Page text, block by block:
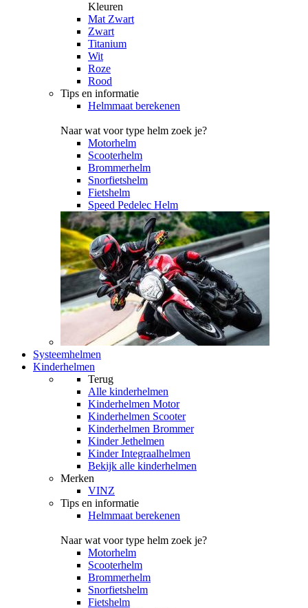
Kleuren
Mat Zwart
Zwart
Titanium
Wit
Roze
Rood
Tips en informatie
Helmmaat berekenen
Naar wat voor type helm zoek je?
Motorhelm
Scooterhelm
Brommerhelm
Snorfietshelm
Fietshelm
Speed Pedelec Helm
Systeemhelmen
Kinderhelmen
Terug
Alle kinderhelmen
Kinderhelmen Motor
Kinderhelmen Scooter
Kinderhelmen Brommer
Kinder Jethelmen
Kinder Integraalhelmen
Bekijk alle kinderhelmen
Merken
VINZ
Tips en informatie
Helmmaat berekenen
Naar wat voor type helm zoek je?
Motorhelm
Scooterhelm
Brommerhelm
Snorfietshelm
Fietshelm